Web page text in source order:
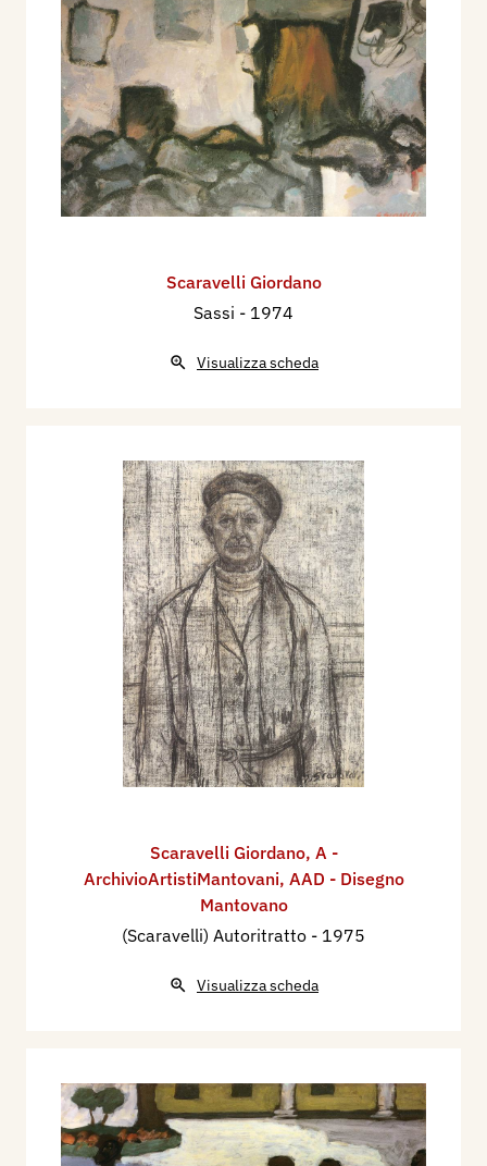
Scaravelli Giordano
Sassi - 1974
Visualizza scheda
Scaravelli Giordano, A -
ArchivioArtistiMantovani, AAD - Disegno
Mantovano
(Scaravelli) Autoritratto - 1975
Visualizza scheda